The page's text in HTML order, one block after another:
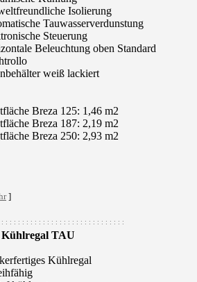
Isolierung
Tauwasserverdunstung
Steuerung
Beleuchtung oben Standard
weiß lackiert
Breza 125: 1,46 m2
Breza 187: 2,19 m2
Breza 250: 2,93 m2
]
: : : : : : : : : : : : : : : : : : : : : : : : : : : : :
TAU
Kühlregal